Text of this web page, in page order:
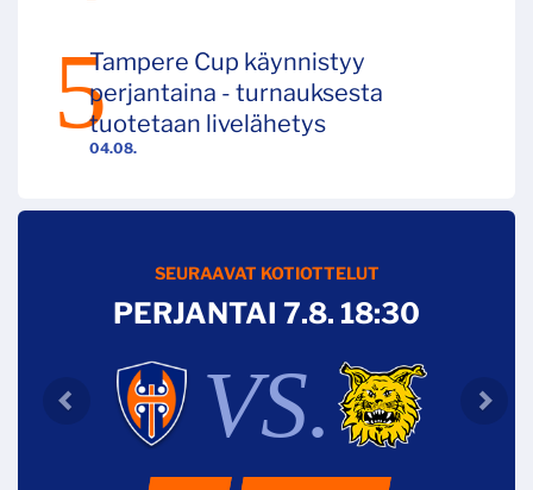
04.08.
Tampere Cup käynnistyy
perjantaina - turnauksesta
tuotetaan livelähetys
SEURAAVAT KOTIOTTELUT
PERJANTAI 7.8. 18:30
VS.